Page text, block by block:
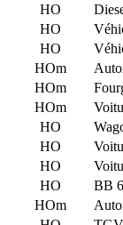
HO
HO
HO
HOm
HOm
HOm
HO
HO
HO
HO
BB
HOm